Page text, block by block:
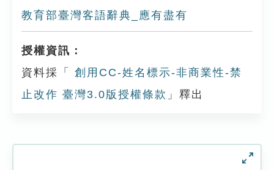
教育部臺灣客語辭典_應有盡有
授權資訊：
資料採「
創用CC-姓名標示-非商業性-禁
止改作 臺灣3.0版授權條款 」釋出